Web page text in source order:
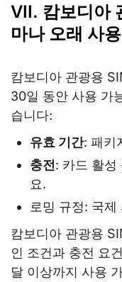
VII. 캄보디아
마나 오래 사
캄보디아 관광용
30일 동안 사용 가
습니다:
유효 기간: 패키
충전 : 카드 활성
요.
로밍 규정: 국제
캄보디아 관광용
인 조건과 충전 요
달 이상까지 사용